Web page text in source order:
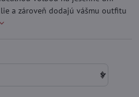
a zároveň dodajú vášmu outfitu